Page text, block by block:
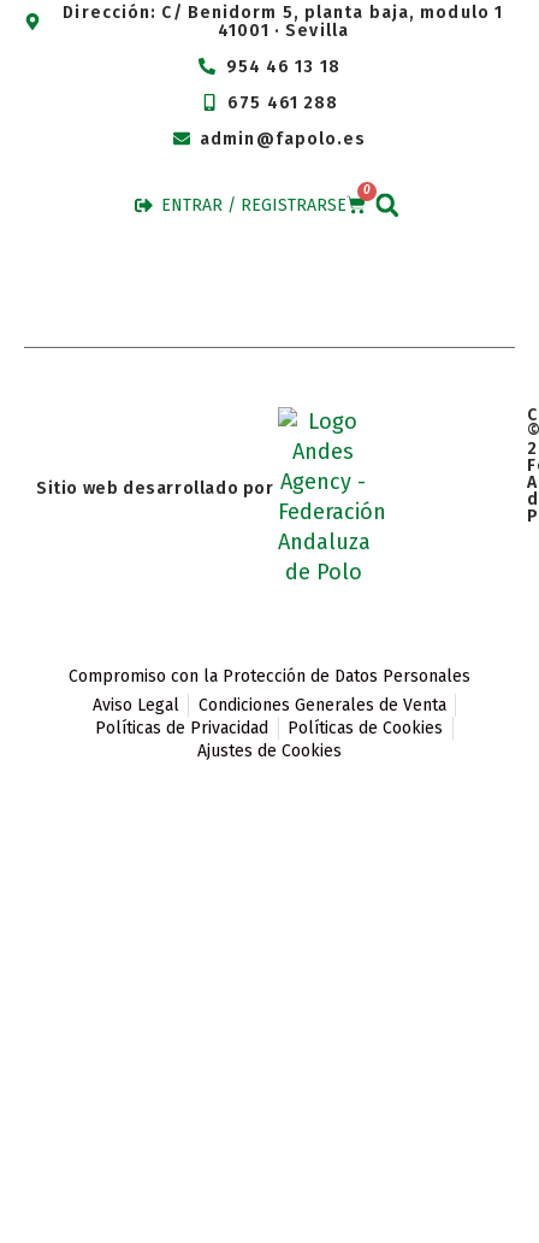
Dirección: C/ Benidorm 5, planta baja, modulo 1
41001 · Sevilla
954 46 13 18
675 461 288
admin@fapolo.es
ENTRAR / REGISTRARSE
0
Sitio web desarrollado por
Compromiso con la Protección de Datos Personales
Aviso Legal
Condiciones Generales de Venta
Políticas de Privacidad
Políticas de Cookies
Ajustes de Cookies